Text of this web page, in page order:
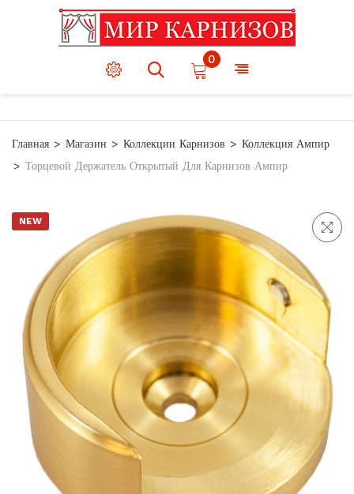
0
Главная Магазин Коллекции Карнизов
Коллекция Ампир
Торцевой Держатель Открытый Для Карнизов Ампир
NEW